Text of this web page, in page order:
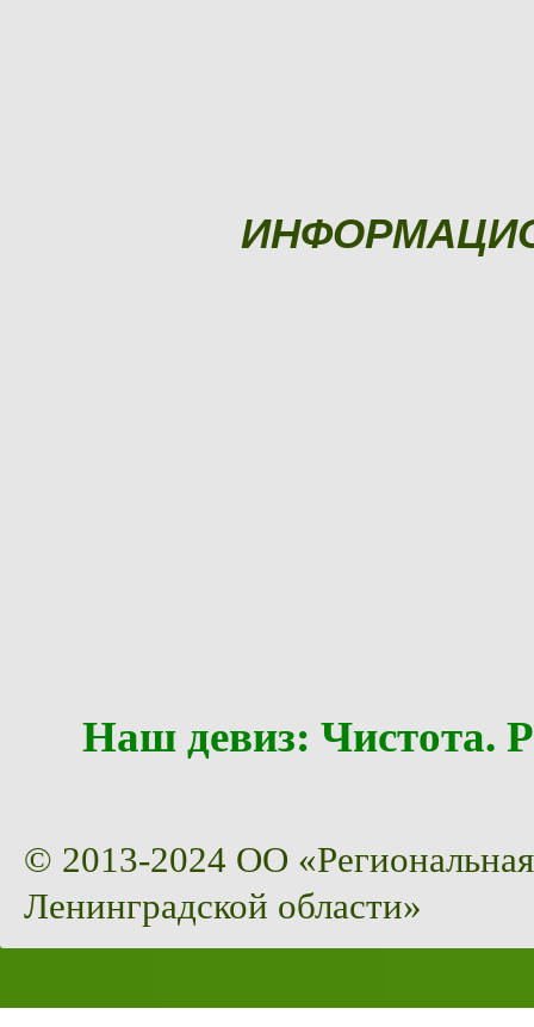
Наш девиз:
© 2013-2024 ОО
Ленинградской области»